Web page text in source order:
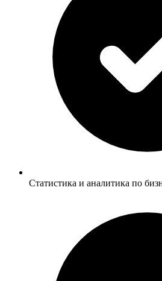
Статистика и аналитика по